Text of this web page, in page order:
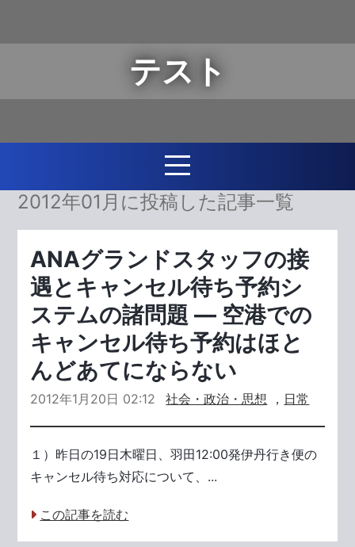
テスト
2012年01月に投稿した記事一覧
ANAグランドスタッフの接
遇とキャンセル待ち予約シ
ステムの諸問題 ― 空港での
キャンセル待ち予約はほと
んどあてにならない
2012年1月20日 02:12 社会・政治・思想 ， 日常
１）昨日の19日木曜日、羽田12:00発伊丹行き便の
キャンセル待ち対応について、...
この記事を読む